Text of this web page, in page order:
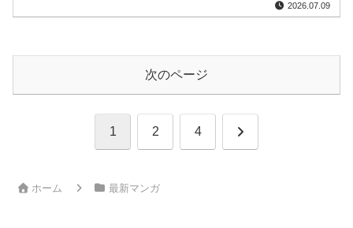
2026.07.09
次のページ
1 2 4 次
ホーム 最新マンガ